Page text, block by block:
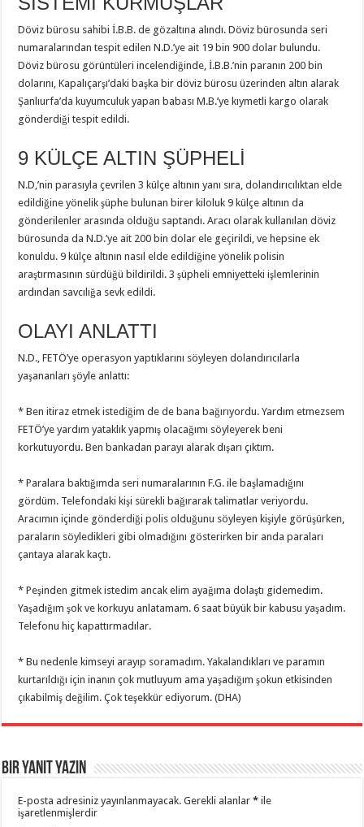
Döviz bürosu sahibi İ.B.B. de gözaltına alındı. Döviz bürosunda seri
numaralarından tespit edilen N.D.’ye ait 19 bin 900 dolar bulundu.
Döviz bürosu görüntüleri incelendiğinde, İ.B.B.’nin paranın 200 bin
dolarını, Kapalıçarşı’daki başka bir döviz bürosu üzerinden altın alarak
Şanlıurfa’da kuyumculuk yapan babası M.B.’ye kıymetli kargo olarak
gönderdiği tespit edildi.
9 KÜLÇE ALTIN ŞÜPHELİ
N.D,’nin parasıyla çevrilen 3 külçe altının yanı sıra, dolandırıcılıktan elde
edildiğine yönelik şüphe bulunan birer kiloluk 9 külçe altının da
gönderilenler arasında olduğu saptandı. Aracı olarak kullanılan döviz
bürosunda da N.D.’ye ait 200 bin dolar ele geçirildi, ve hepsine ek
konuldu. 9 külçe altının nasıl elde edildiğine yönelik polisin
araştırmasının sürdüğü bildirildi. 3 şüpheli emniyetteki işlemlerinin
ardından savcılığa sevk edildi.
OLAYI ANLATTI
N.D., FETÖ’ye operasyon yaptıklarını söyleyen dolandırıcılarla
yaşananları şöyle anlattı:
* Ben itiraz etmek istediğim de de bana bağırıyordu. Yardım etmezsem
FETÖ’ye yardım yataklık yapmış olacağımı söyleyerek beni
korkutuyordu. Ben bankadan parayı alarak dışarı çıktım.
* Paralara baktığımda seri numaralarının F.G. ile başlamadığını
gördüm. Telefondaki kişi sürekli bağırarak talimatlar veriyordu.
Aracımın içinde gönderdiği polis olduğunu söyleyen kişiyle görüşürken,
paraların söyledikleri gibi olmadığını gösterirken bir anda paraları
çantaya alarak kaçtı.
* Peşinden gitmek istedim ancak elim ayağıma dolaştı gidemedim.
Yaşadığım şok ve korkuyu anlatamam. 6 saat büyük bir kabusu yaşadım.
Telefonu hiç kapattırmadılar.
* Bu nedenle kimseyi arayıp soramadım. Yakalandıkları ve paramın
kurtarıldığı için inanın çok mutluyum ama yaşadığım şokun etkisinden
çıkabilmiş değilim. Çok teşekkür ediyorum. (DHA)
Bir yanıt yazın
E-posta adresiniz yayınlanmayacak. Gerekli alanlar* ile
işaretlenmişlerdir